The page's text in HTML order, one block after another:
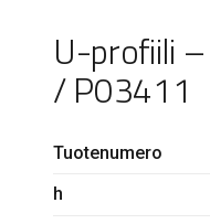
U-profiili
/ P03411
Tuotenumero
h